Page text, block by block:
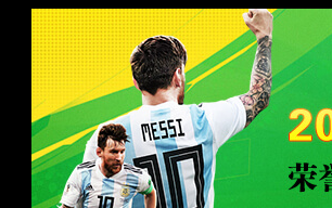
(tyc33455cc)官方网